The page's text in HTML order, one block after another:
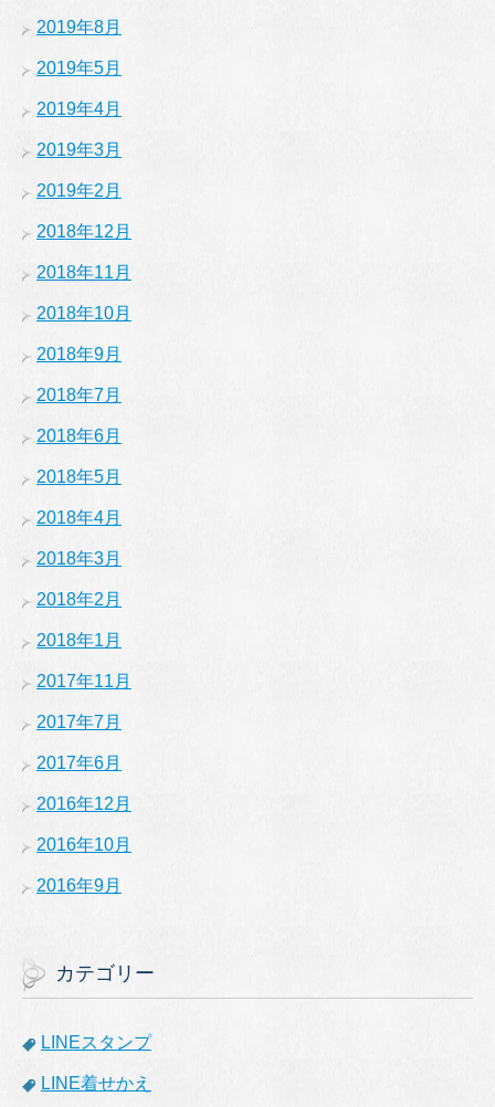
2019年8月
2019年5月
2019年4月
2019年3月
2019年2月
2018年12月
2018年11月
2018年10月
2018年9月
2018年7月
2018年6月
2018年5月
2018年4月
2018年3月
2018年2月
2018年1月
2017年11月
2017年7月
2017年6月
2016年12月
2016年10月
2016年9月
カテゴリー
LINEスタンプ
LINE着せかえ